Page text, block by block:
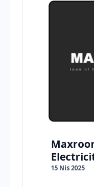
15 Nis 2025